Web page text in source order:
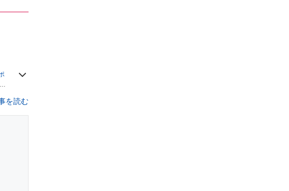
を読む